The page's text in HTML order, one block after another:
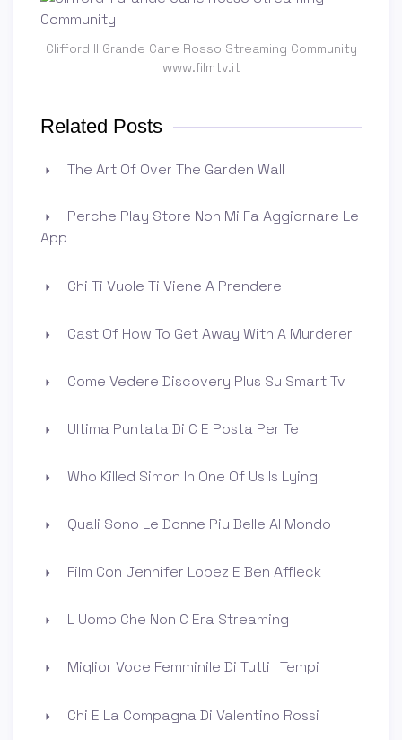
Clifford Il Grande Cane Rosso Streaming Community
www.filmtv.it
Related Posts
The Art Of Over The Garden Wall
Perche Play Store Non Mi Fa Aggiornare Le
App
Chi Ti Vuole Ti Viene A Prendere
Cast Of How To Get Away With A Murderer
Come Vedere Discovery Plus Su Smart Tv
Ultima Puntata Di C E Posta Per Te
Who Killed Simon In One Of Us Is Lying
Quali Sono Le Donne Piu Belle Al Mondo
Film Con Jennifer Lopez E Ben Affleck
L Uomo Che Non C Era Streaming
Miglior Voce Femminile Di Tutti I Tempi
Chi E La Compagna Di Valentino Rossi